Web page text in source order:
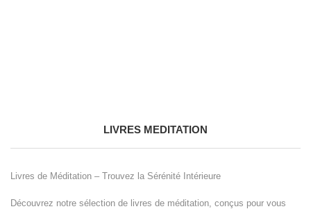
LIVRES MEDITATION
Livres de Méditation – Trouvez la Sérénité Intérieure
Découvrez notre sélection de livres de méditation, conçus pour vous